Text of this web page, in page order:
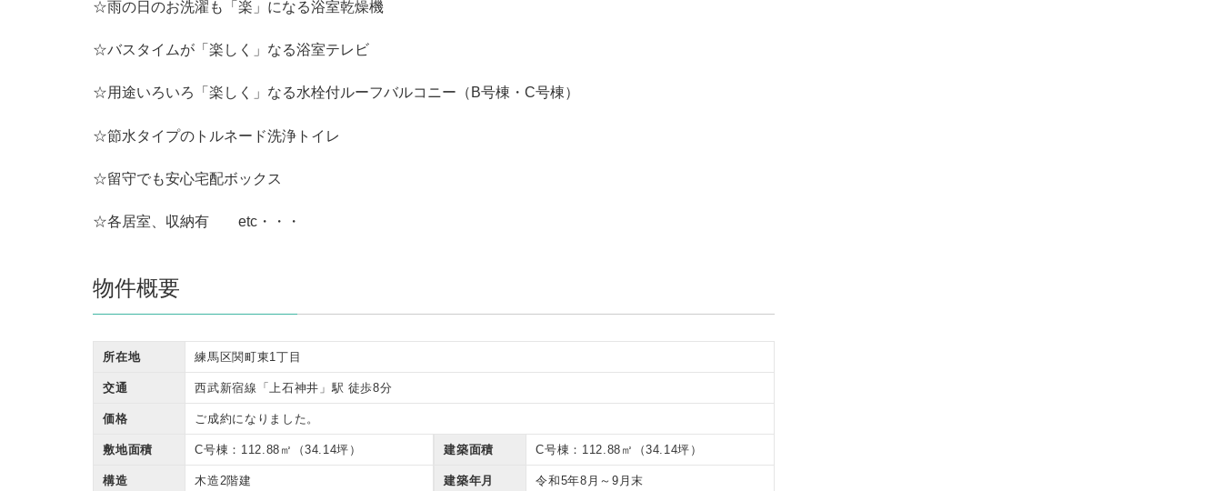
☆雨の日のお洗濯も「楽」になる浴室乾燥機
☆バスタイムが「楽しく」なる浴室テレビ
☆用途いろいろ「楽しく」なる水栓付ルーフバルコニー（B号棟・C号棟）
☆節水タイプのトルネード洗浄トイレ
☆留守でも安心宅配ボックス
☆各居室、収納有 etc・・・
物件概要
所在地 練馬区関町東1丁目
交通 西武新宿線「上石神井」駅 徒歩8分
価格 ご成約になりました。
敷地面積 C号棟：112.88㎡（34.14坪） 建築面積 C号棟：112.88㎡（34.14坪）
構造 木造2階建 建築年月 令和5年8月～9月末